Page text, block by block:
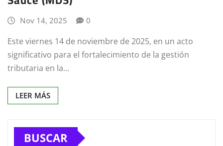
Nov 14, 2025 0
Este viernes 14 de noviembre de 2025, en un acto
significativo para el fortalecimiento de la gestión
tributaria en la…
LEER MÁS
BUSCAR